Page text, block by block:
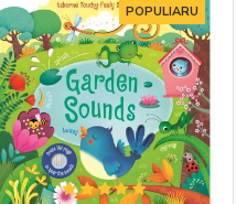
POPULIARU